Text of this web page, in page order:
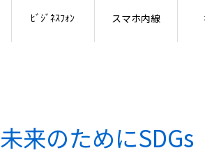
ﾋﾞｼﾞﾈｽﾌｫﾝ スマホ内線
未来のためにSDGs